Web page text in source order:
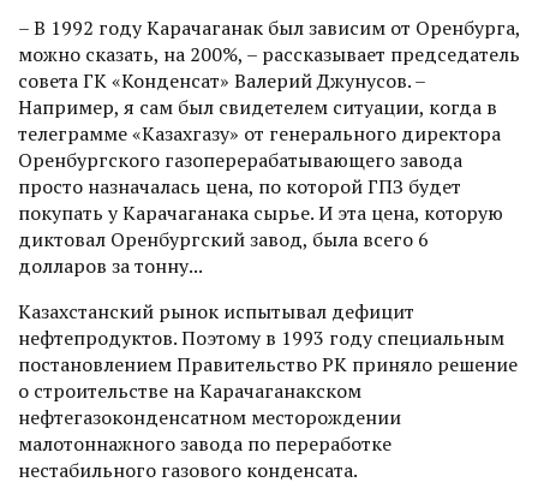
– В 1992 году Карачаганак был зависим от Оренбурга,
можно сказать, на 200%, – рассказывает председатель
совета ГК «Конденсат» Валерий Джунусов. –
Например, я сам был свидетелем ситуации, когда в
телеграмме «Казахгазу» от генерального директора
Оренбургского газоперерабатывающего завода
просто назначалась цена, по которой ГПЗ будет
покупать у Карачаганака сырье. И эта цена, которую
диктовал Оренбургский завод, была всего 6
долларов за тонну...
Казахстанский рынок испытывал дефицит
нефтепродуктов. Поэтому в 1993 году специальным
постановлением Правительство РК приняло решение
о строительстве на Карачаганакском
нефтегазоконденсатном месторождении
малотоннажного завода по переработке
нестабильного газового конденсата.